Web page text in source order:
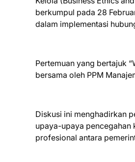
berkumpul pada 28
dalam implementasi
Pertemuan yang bertajuk
bersama oleh PPM
Diskusi ini menghadirkan
upaya-upaya pencegahan
profesional antara